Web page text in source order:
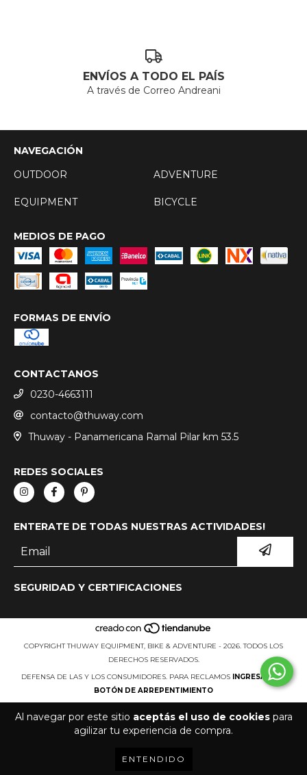
Al navegar por este sitio aceptás el uso de cookiespara
agilizar tu experiencia de compra.
ENTENDIDO
ENVÍOS A TODO EL PAÍS
A través de Correo Andreani
NAVEGACIÓN
OUTDOOR
ADVENTURE
EQUIPMENT BICYCLE
MEDIOS DE PAGO
FORMAS DE ENVÍO
CONTACTANOS
0230-4663111
contacto@thuway.com
Thuway - Panamericana Ramal Pilar km 53.5
REDES SOCIALES
ENTERATE DE TODAS NUESTRAS ACTIVIDADES!
SEGURIDAD Y CERTIFICACIONES
COPYRIGHT THUWAY EQUIPMENT, BIKE & ADVENTURE - 2026. TODOS LOS
DERECHOS RESERVADOS.
DEFENSA DE LAS Y LOS CONSUMIDORES. PARA RECLAMOS INGRESÁ ACÁ.
BOTÓN DE ARREPENTIMIENTO